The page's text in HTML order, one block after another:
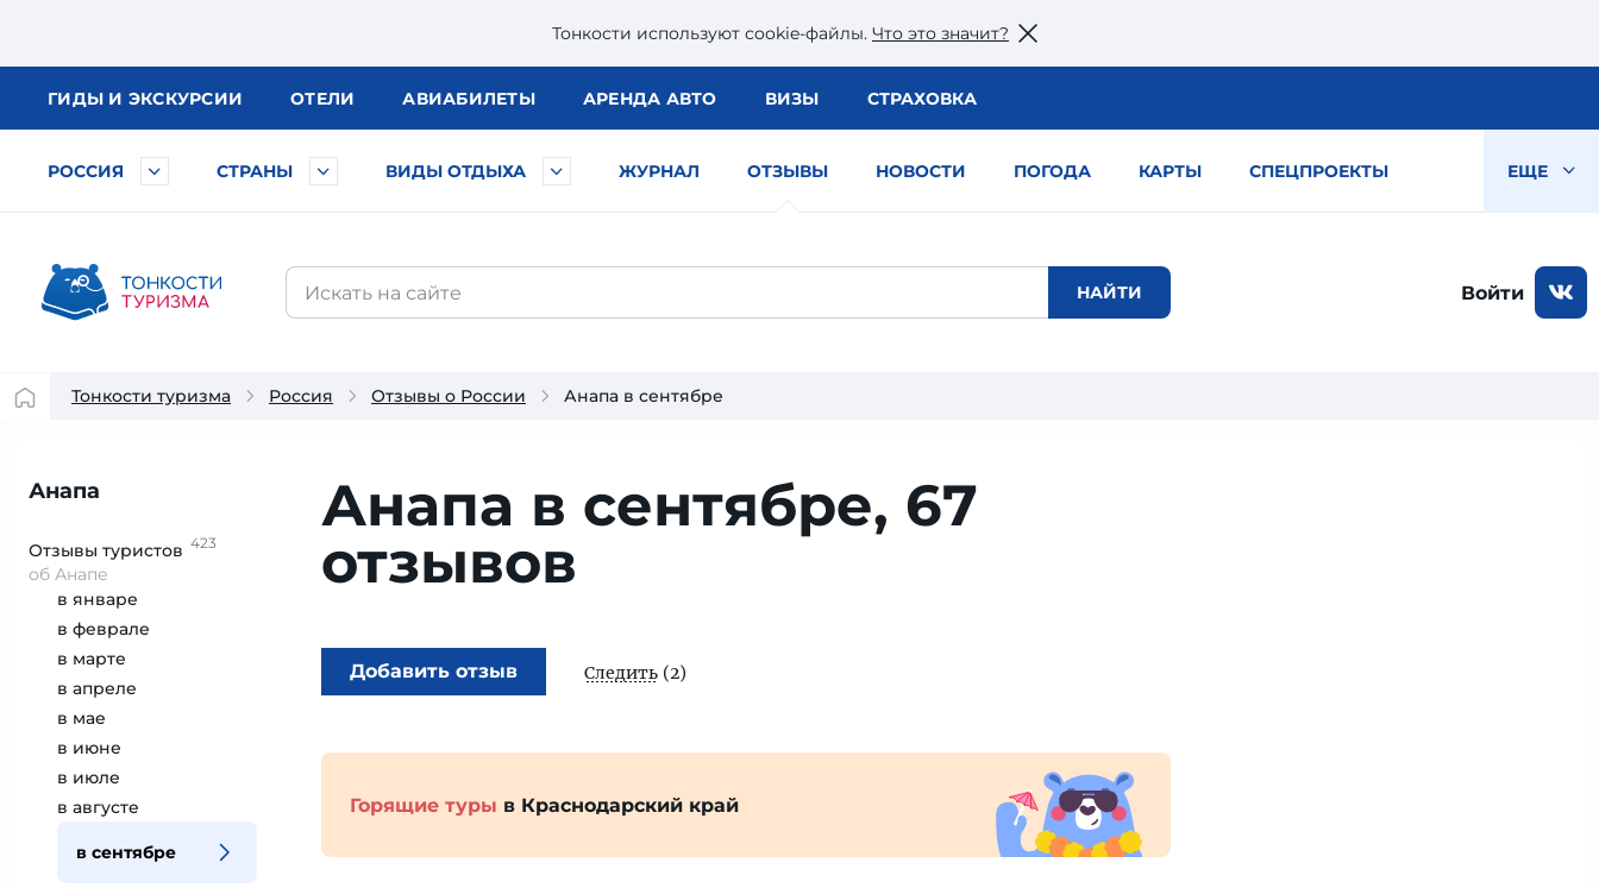
Тонкости используют сookie-файлы. Что это значит?
ГИДЫ И ЭКСКУРСИИ ОТЕЛИ АВИАБИЛЕТЫ АРЕНДА АВТО ВИЗЫ СТРАХОВКА
РОССИЯ СТРАНЫ ВИДЫ ОТДЫХА ЖУРНАЛ ОТЗЫВЫ НОВОСТИ ПОГОДА КАРТЫ СПЕЦПРОЕКТЫ ЕЩЕ
Войти
Тонкости туризма Россия Отзывы о России Анапа в сентябре
Анапа
Отзывы туристов 423
об Анапе
в январе
в феврале
в марте
в апреле
в мае
в июне
в июле
в августе
в сентябре
Анапа в сентябре, 67
отзывов
Добавить отзыв Следить (2)
Горящие туры в Краснодарский край